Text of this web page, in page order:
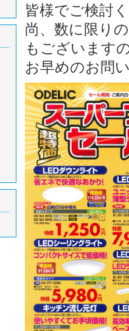
皆様でご検討
尚、数に限り
もございます
お早めのお問